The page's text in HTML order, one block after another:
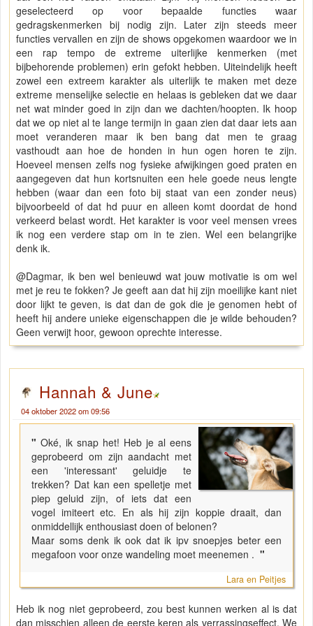
geselecteerd op voor bepaalde functies waar
gedragskenmerken bij nodig zijn. Later zijn steeds meer
functies vervallen en zijn de shows opgekomen waardoor we in
een rap tempo de extreme uiterlijke kenmerken (met
bijbehorende problemen) erin gefokt hebben. Uiteindelijk heeft
zowel een extreem karakter als uiterlijk te maken met deze
extreme menselijke selectie en helaas is gebleken dat we daar
net wat minder goed in zijn dan we dachten/hoopten. Ik hoop
dat we op niet al te lange termijn in gaan zien dat daar iets aan
moet veranderen maar ik ben bang dat men te graag
vasthoudt aan hoe de honden in hun ogen horen te zijn.
Hoeveel mensen zelfs nog fysieke afwijkingen goed praten en
aangegeven dat hun kortsnuiten een hele goede neus lengte
hebben (waar dan een foto bij staat van een zonder neus)
bijvoorbeeld of dat hd puur en alleen komt doordat de hond
verkeerd belast wordt. Het karakter is voor veel mensen vrees
ik nog een verdere stap om in te zien. Wel een belangrijke
denk ik.
@Dagmar, ik ben wel benieuwd wat jouw motivatie is om wel
met je reu te fokken? Je geeft aan dat hij zijn moeilijke kant niet
door lijkt te geven, is dat dan de gok die je genomen hebt of
heeft hij andere unieke eigenschappen die je wilde behouden?
Geen verwijt hoor, gewoon oprechte interesse.
Hannah & June
04 oktober 2022 om 09:56
"Oké, ik snap het! Heb je al eens
geprobeerd om zijn aandacht met
een 'interessant' geluidje te
trekken? Dat kan een spelletje met
piep geluid zijn, of iets dat een
vogel imiteert etc. En als hij zijn koppie draait, dan
onmiddellijk enthousiast doen of belonen?
Maar soms denk ik ook dat ik ipv snoepjes beter een
megafoon voor onze wandeling moet meenemen . "
Lara en Peitjes
Heb ik nog niet geprobeerd, zou best kunnen werken al is dat
dan misschien alleen de eerste keren als verrassingseffect. We